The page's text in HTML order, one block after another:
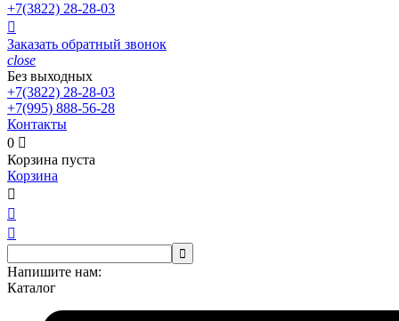
+7(3822) 28-28-03

Заказать обратный звонок
close
Без выходных
+7(3822) 28-28-03
+7(995) 888-56-28
Контакты
0 
Корзина пуста
Корзина




Напишите нам:
Каталог